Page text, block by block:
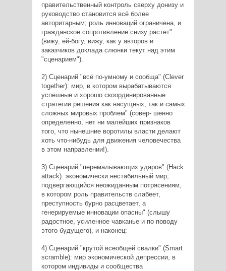
правительственный контроль сверху донизу и
руководство становится всё более
авторитарным; роль инноваций ограничена, и
гражданское сопротивление снизу растет"
(вижу, ей-богу, вижу, как у авторов и
заказчиков доклада слюнки текут над этим
"сценарием").
2) Сценарий "всё по-умному и сообща" (Clever
together): мир, в котором вырабатываются
успешные и хорошо скоординированные
стратегии решения как насущных, так и самых
сложных мировых проблем" (совер- шенно
определенно, нет ни малейших признаков
того, что нынешние воротилы власти делают
хоть что-нибудь для движения человечества
в этом направлении!).
3) Сценарий "перемалывающих ударов" (Hack
attack): экономически нестабильный мир,
подвергающийся неожиданным потрясениям,
в котором роль правительств слабеет,
преступность бурно расцветает, а
генерируемые инновации опасны" (слышу
радостное, усиленное чавканье и по поводу
этого будущего), и наконец:
4) Сценарий "крутой всеобщей свалки" (Smart
scramble): мир экономической депрессии, в
котором индивиды и сообщества